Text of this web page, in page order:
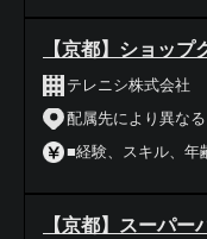
【京都】ショップ
テレニシ株式会社
配属先により異なる
■経験、スキル、年
【京都】スーパ